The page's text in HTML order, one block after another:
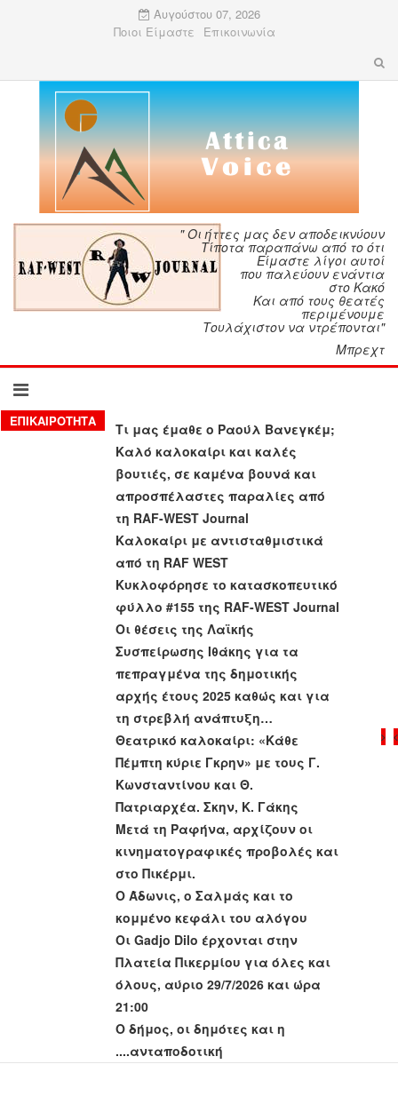
Αυγούστου 07, 2026
Ποιοι Είμαστε
Επικοινωνία
" Οι ήττες μας δεν αποδεικνύουν
Τίποτα παραπάνω από το ότι
Είμαστε λίγοι αυτοί
που παλεύουν ενάντια
στο Κακό
Και από τους θεατές
περιμένουμε
Τουλάχιστον να ντρέπονται"
Μπρεχτ
ΕΠΙΚΑΙΡΌΤΗΤΑ
Τι μας έμαθε ο Ραούλ Βανεγκέμ;
Καλό καλοκαίρι και καλές
βουτιές, σε καμένα βουνά και
απροσπέλαστες παραλίες από
τη RAF-WEST Journal
Καλοκαίρι με αντισταθμιστικά
από τη RAF WEST
Κυκλοφόρησε το κατασκοπευτικό
φύλλο #155 της RAF-WEST Journal
Οι θέσεις της Λαϊκής
Συσπείρωσης Ιθάκης για τα
πεπραγμένα της δημοτικής
αρχής έτους 2025 καθώς και για
τη στρεβλή ανάπτυξη…
Θεατρικό καλοκαίρι: «Κάθε
Πέμπτη κύριε Γκρην» με τους Γ.
Κωνσταντίνου και Θ.
Πατριαρχέα. Σκην, Κ. Γάκης
Μετά τη Ραφήνα, αρχίζουν οι
κινηματογραφικές προβολές και
στο Πικέρμι.
Ο Άδωνις, ο Σαλμάς και το
κομμένο κεφάλι του αλόγου
Οι Gadjo Dilo έρχονται στην
Πλατεία Πικερμίου για όλες και
όλους, αύριο 29/7/2026 και ώρα
21:00
Ο δήμος, οι δημότες και η
....ανταποδοτική